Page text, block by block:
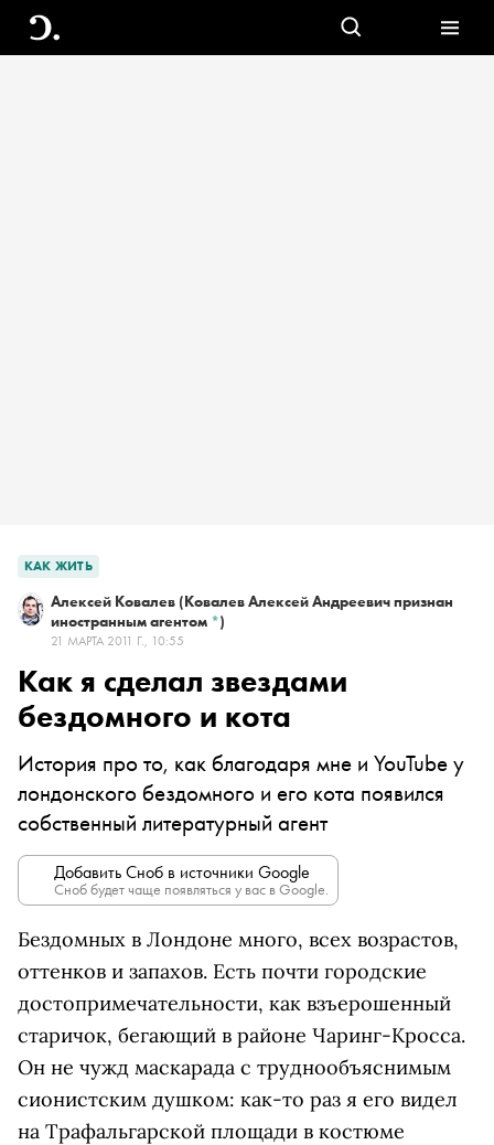
КАК ЖИТЬ
Алексей Ковалев(Ковалев Алексей Андреевич признан
иностранным агентом *)
21 МАРТА 2011 Г., 10:55
Как я сделал звездами
бездомного и кота
История про то, как благодаря мне и YouTube у
лондонского бездомного и его кота появился
собственный литературный агент
Добавить Сноб в источники Google
Сноб будет чаще появляться у вас в Google.
Бездомных в Лондоне много, всех возрастов,
оттенков и запахов. Есть почти городские
достопримечательности, как взъерошенный
старичок, бегающий в районе Чаринг-Кросса.
Он не чужд маскарада с труднообъяснимым
сионистским душком: как-то раз я его видел
на Трафальгарской площади в костюме